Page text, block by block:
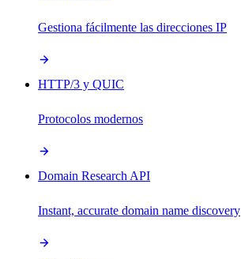
Gestiona fácilmente las direcciones IP
HTTP/3 y QUIC
Protocolos modernos
Domain Research API
Instant, accurate domain name discovery